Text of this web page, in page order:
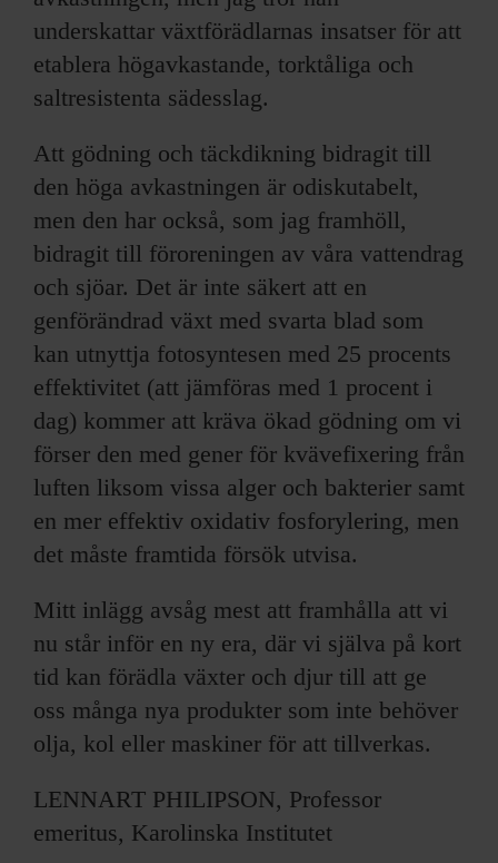
underskattar växtförädlarnas insatser för att
etablera högavkastande, torktåliga och
saltresistenta sädesslag.
Att gödning och täckdikning bidragit till
den höga avkastningen är odiskutabelt,
men den har också, som jag framhöll,
bidragit till föroreningen av våra vattendrag
och sjöar. Det är inte säkert att en
genförändrad växt med svarta blad som
kan utnyttja fotosyntesen med 25 procents
effektivitet (att jämföras med 1 procent i
dag) kommer att kräva ökad gödning om vi
förser den med gener för kvävefixering från
luften liksom vissa alger och bakterier samt
en mer effektiv oxidativ fosforylering, men
det måste framtida försök utvisa.
Mitt inlägg avsåg mest att framhålla att vi
nu står inför en ny era, där vi själva på kort
tid kan förädla växter och djur till att ge
oss många nya produkter som inte behöver
olja, kol eller maskiner för att tillverkas.
LENNART PHILIPSON, Professor
emeritus, Karolinska Institutet